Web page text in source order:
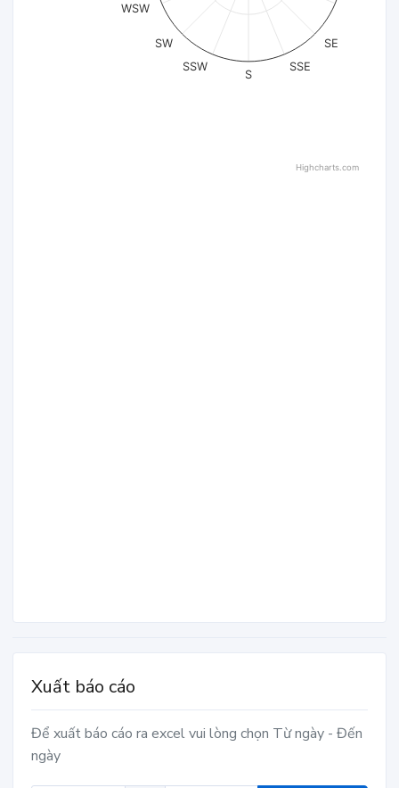
SE
SSE
S
SSW
SW
WSW
Highcharts.com
Xuất báo cáo
Để xuất báo cáo ra excel vui lòng chọn Từ ngày - Đến
ngày